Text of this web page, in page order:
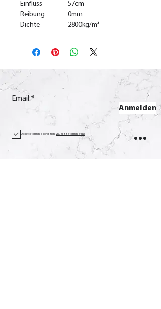
Einfluss
57cm
Reibung
0mm
Dichte
2800kg/m³
Email
Anmelden
Accetto termini e condizioniVisualizza termini d'uso